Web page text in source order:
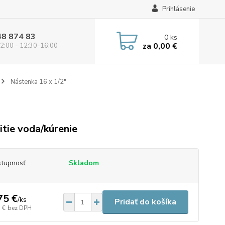
Prihlásenie
874 83
- 12:30-16:00
0ks
za 0,00 €
Nástenka 16 x 1/2"
voda/kúrenie
Skladom
€/ks
€ bez DPH
Pridať do košíka